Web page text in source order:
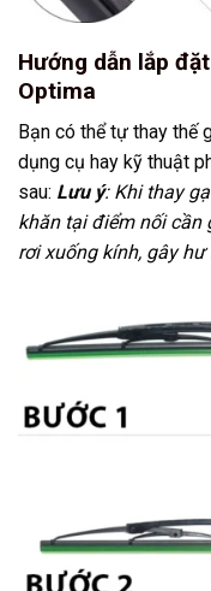
Hướng dẫn lắp
Optima
Bạn có thể tự thay thế
dụng cụ hay kỹ thuật
sau: Lưu ý: Khi thay
khăn tại điểm nối cần
rơi xuống kính, gây hư